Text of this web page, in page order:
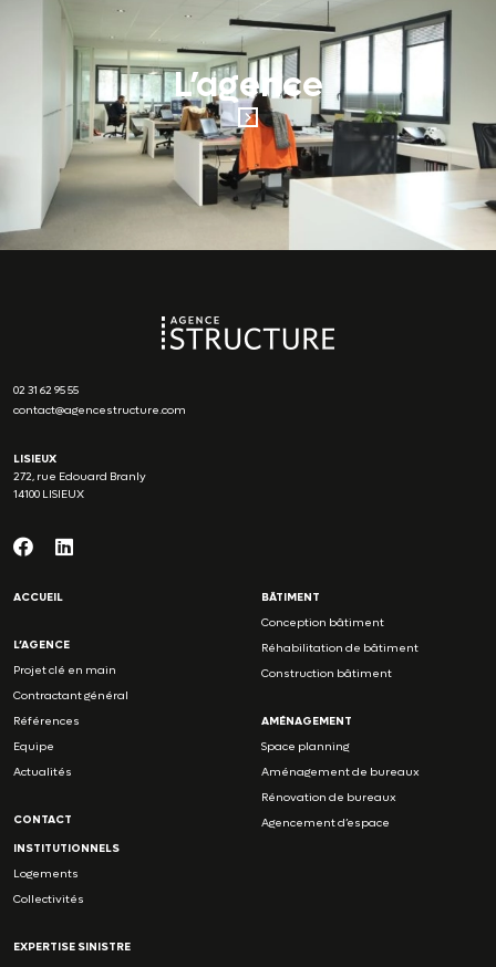
L’agence
02 31 62 95 55
contact@agencestructure.com
LISIEUX
272, rue Edouard Branly
14100 LISIEUX
ACCUEIL
L’AGENCE
Projet clé en main
Contractant général
Références
Equipe
Actualités
CONTACT
BÂTIMENT
Conception bâtiment
Réhabilitation de bâtiment
Construction bâtiment
AMÉNAGEMENT
Space planning
Aménagement de bureaux
Rénovation de bureaux
Agencement d’espace
INSTITUTIONNELS
Logements
Collectivités
EXPERTISE SINISTRE